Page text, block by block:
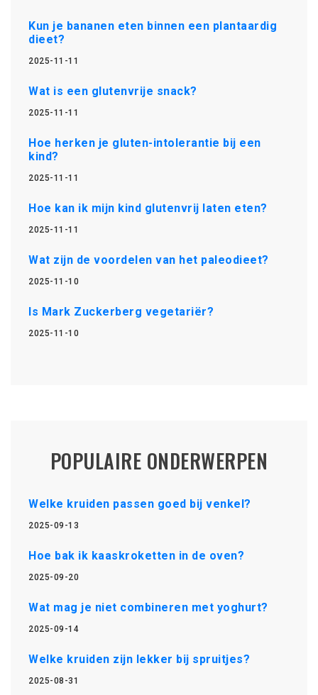
Kun je bananen eten binnen een plantaardig
dieet?
2025-11-11
Wat is een glutenvrije snack?
2025-11-11
Hoe herken je gluten-intolerantie bij een
kind?
2025-11-11
Hoe kan ik mijn kind glutenvrij laten eten?
2025-11-11
Wat zijn de voordelen van het paleodieet?
2025-11-10
Is Mark Zuckerberg vegetariër?
2025-11-10
POPULAIRE ONDERWERPEN
Welke kruiden passen goed bij venkel?
2025-09-13
Hoe bak ik kaaskroketten in de oven?
2025-09-20
Wat mag je niet combineren met yoghurt?
2025-09-14
Welke kruiden zijn lekker bij spruitjes?
2025-08-31